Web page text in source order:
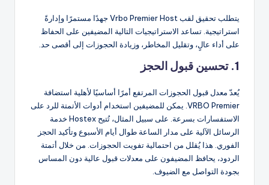
يتطلب تحقيق لقب Vrbo Premier Host جهدًا مستمرًا وإدارةً
استراتيجية. تساعد الاستراتيجيات التالية المضيفين على الحفاظ
على أداء عالٍ، وتقليل المخاطر، وزيادة الحجوزات إلى أقصى حد.
1. تحسين قبول الحجز
يُعدّ معدل قبول الحجوزات المرتفع أمرًا أساسيًا لأهلية استضافة
VRBO Premier. يمكن للمضيفين استخدام أدوات الأتمتة للرد على
الاستفسارات بسرعة. على سبيل المثال، تُتيح Hostex خدمة
الرسائل الآلية على مدار الساعة طوال أيام الأسبوع وتأكيد الحجز
الفوري. هذا يُقلل من احتمالية تفويت الحجوزات. من خلال أتمتة
الردود، يحافظ المضيفون على معدلات قبول عالية دون المساس
بجودة التواصل مع الضيوف.